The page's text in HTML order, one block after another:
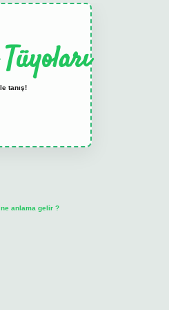
tanış!
anlama gelir ?